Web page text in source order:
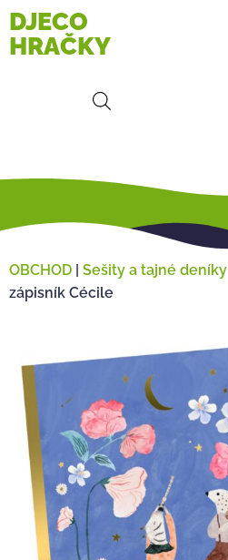
DJECO
HRAČKY
OBCHOD | Sešity a tajné deníky
zápisník Cécile